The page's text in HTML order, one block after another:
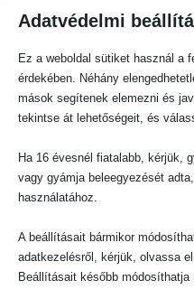
KOSÁRBA TESZEM
KAPCSOLATFELVÉTEL
Evangéliumi Kiadó
TELEFON:
+36-1-311-5860
Adatvédelmi
Ez a weboldal sütiket használ a
érdekében. Néhány
mások segítenek elemezni és
tekintse át lehetőségeit, és
Ha 16 évesnél fiatalabb, kérjük,
vagy gyámja beleegyezését
használatához.
A beállításait bármikor
adatkezelésről, kérjük, olvassa
Beállításait később módosíthatja